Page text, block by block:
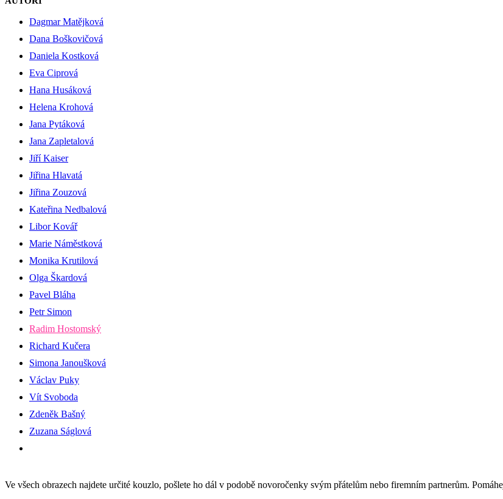
Dagmar Matějková
Dana Boškovičová
Daniela Kostková
Eva Ciprová
Hana Husáková
Helena Krohová
Jana Pytáková
Jana Zapletalová
Jiří Kaiser
Jiřina Hlavatá
Jiřina Zouzová
Kateřina Nedbalová
Libor Kovář
Marie Náměstková
Monika Krutilová
Olga Škardová
Pavel Bláha
Petr Simon
Radim Hostomský
Richard Kučera
Simona Janoušková
Václav Puky
Vít Svoboda
Zdeněk Bašný
Zuzana Ságlová
Ve všech obrazech najdete určité kouzlo, pošlete ho dál v podobě novoročenky svým přátelům nebo firemním partnerům.